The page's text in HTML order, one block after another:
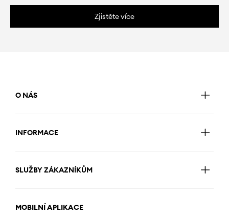
Zjistěte více
O NÁS
INFORMACE
SLUŽBY ZÁKAZNÍKŮM
MOBILNÍ APLIKACE